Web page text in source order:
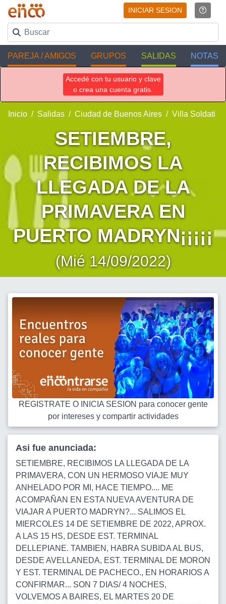
INICIAR SESION
PAREJA / AMIGOS GRUPOS SALIDAS NOTAS
Accedé con tu usuario y clave
o crea una cuenta gratis.
Inicio Salidas Ciudad de Buenos Aires Villa Soldati
SETIEMBRE,
RECIBIMOS LA
LLEGADA DE LA
PRIMAVERA EN
PUERTO MADRYN¡¡¡¡¡
(Mié 14/09/2022)
REGISTRATE O INICIA SESION para conocer gente
por intereses y compartir actividades
Asi fue anunciada:
SETIEMBRE, RECIBIMOS LA LLEGADA DE LA
PRIMAVERA, CON UN HERMOSO VIAJE MUY
ANHELADO POR MI, HACE TIEMPO.... ME
ACOMPAÑAN EN ESTA NUEVA AVENTURA DE
VIAJAR A PUERTO MADRYN?... SALIMOS EL
MIERCOLES 14 DE SETIEMBRE DE 2022, APROX.
A LAS 15 HS, DESDE EST. TERMINAL
DELLEPIANE. TAMBIEN, HABRA SUBIDA AL BUS,
DESDE AVELLANEDA, EST. TERMINAL DE MORON
Y EST. TERMINAL DE PACHECO., EN HORARIOS A
CONFIRMAR... SON 7 DIAS/ 4 NOCHES,
VOLVEMOS A BAIRES, EL MARTES 20 DE